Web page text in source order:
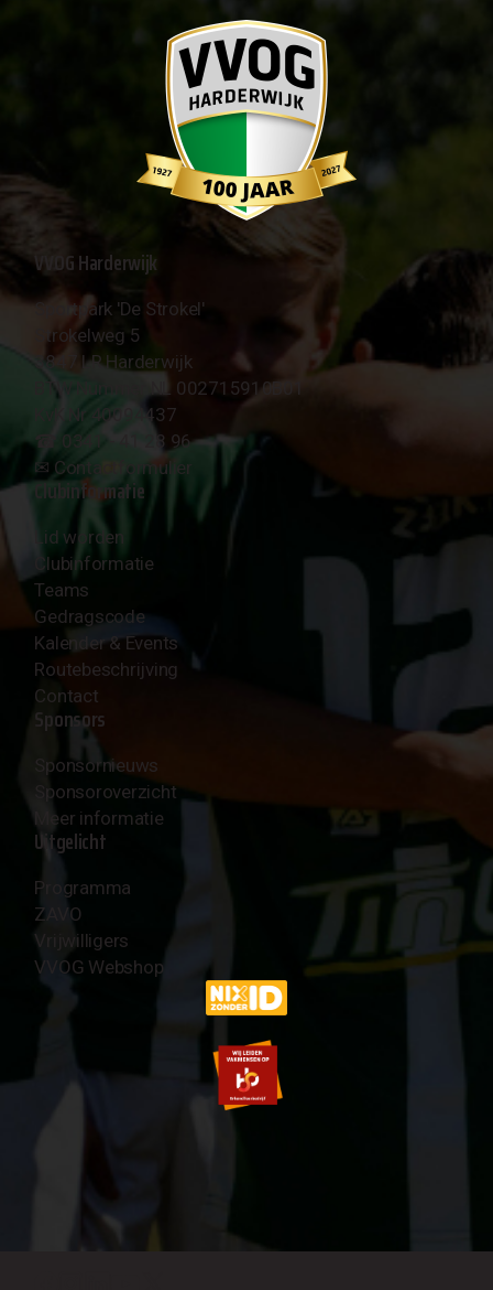
VVOG Harderwijk
Sportpark 'De Strokel'
Strokelweg 5
3847 LR Harderwijk
BTW Nummer NL 002715910B01
KvK Nr 40094437
☎︎ 0341 - 41 28 96
✉︎ Contactformulier
Clubinformatie
Lid worden
Clubinformatie
Teams
Gedragscode
Kalender & Events
Routebeschrijving
Contact
Sponsors
Sponsornieuws
Sponsoroverzicht
Meer informatie
Uitgelicht
Programma
ZAVO
Vrijwilligers
VVOG Webshop